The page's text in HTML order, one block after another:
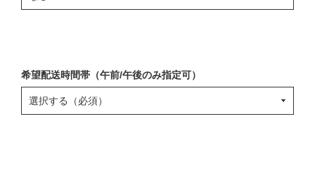
希望配送時間帯（午前/午後のみ指定可）